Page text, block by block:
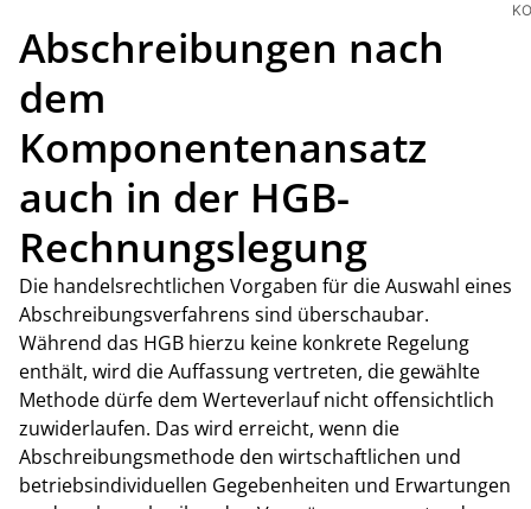
Abschreibungen nach
dem
Komponentenansatz
auch in der HGB-
Rechnungslegung
Die handelsrechtlichen Vorgaben für die Auswahl eines
Abschreibungsverfahrens sind überschaubar.
Während das HGB hierzu keine konkrete Regelung
enthält, wird die Auffassung vertreten, die gewählte
Methode dürfe dem Werteverlauf nicht offensichtlich
zuwiderlaufen. Das wird erreicht, wenn die
Abschreibungsmethode den wirtschaftlichen und
betriebsindividuellen Gegebenheiten und Erwartungen